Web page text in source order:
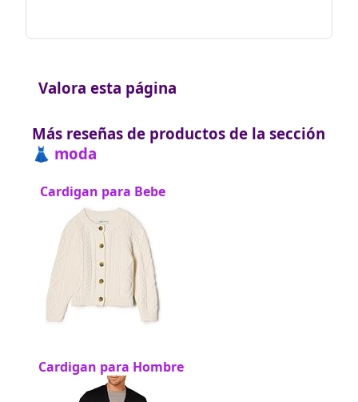
Valora esta página
Más reseñas de productos de la sección
👗 moda
Cardigan para Bebe
Cardigan para Hombre